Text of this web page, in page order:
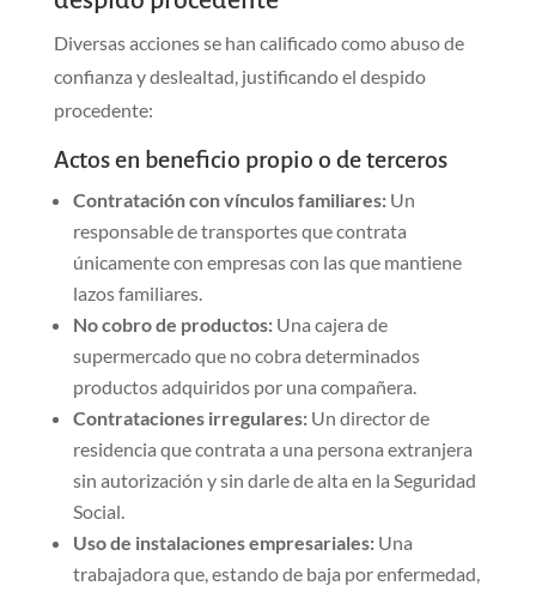
Diversas acciones se han calificado como abuso de
confianza y deslealtad, justificando el despido
procedente:
Actos en beneficio propio o de terceros
Contratación con vínculos familiares:Un
responsable de transportes que contrata
únicamente con empresas con las que mantiene
lazos familiares.
No cobro de productos:Una cajera de
supermercado que no cobra determinados
productos adquiridos por una compañera.
Contrataciones irregulares:Un director de
residencia que contrata a una persona extranjera
sin autorización y sin darle de alta en la Seguridad
Social.
Uso de instalaciones empresariales:Una
trabajadora que, estando de baja por enfermedad,